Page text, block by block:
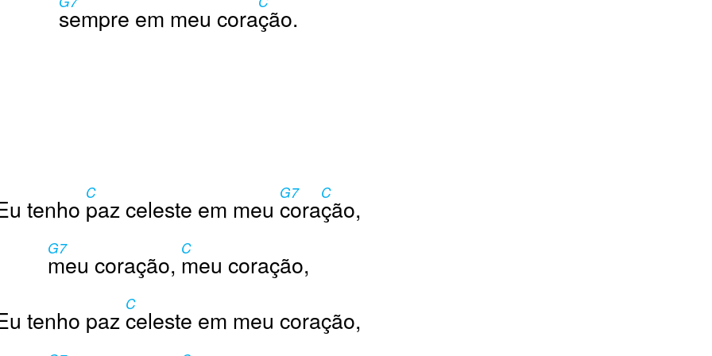
sempre em meu coração.
tenho
C
paz celeste em meu
G7
cora
C
ção,
G7
meu coração,
C
meu coração,
tenho paz
C
celeste em meu coração,